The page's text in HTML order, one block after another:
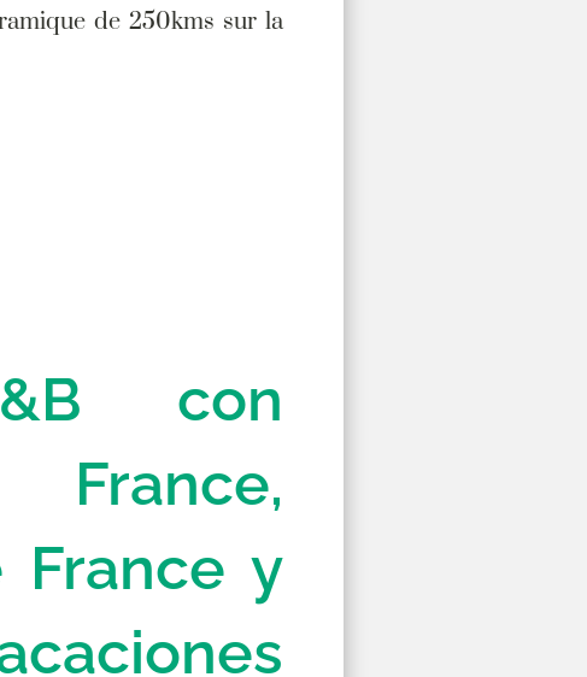
de 250kms sur la
con
France y